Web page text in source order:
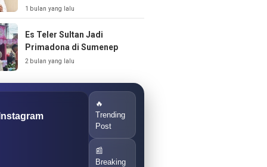
Gantikan Peran Dokter
1 bulan yang lalu
Es Teler Sultan Jadi
Primadona di Sumenep
2 bulan yang lalu
🔥
Trending
Post
📰
Breaking